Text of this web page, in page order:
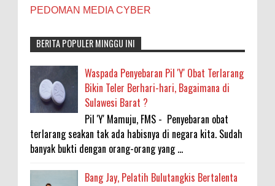
PEDOMAN MEDIA CYBER
BERITA POPULER MINGGU INI
Waspada Penyebaran Pil 'Y' Obat Terlarang
Bikin Teler Berhari-hari, Bagaimana di
Sulawesi Barat ?
Pil 'Y' Mamuju, FMS - Penyebaran obat
terlarang seakan tak ada habisnya di negara kita. Sudah
banyak bukti dengan orang-orang yang ...
Bang Jay, Pelatih Bulutangkis Bertalenta